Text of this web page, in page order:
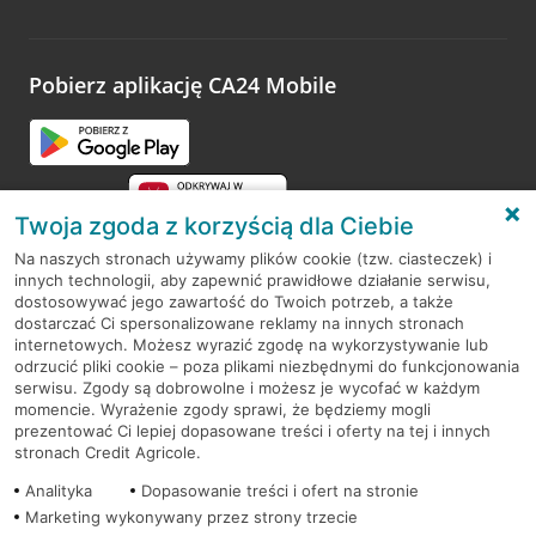
opinie.
Pobierz aplikację CA24 Mobile
RODO
Regulamin serwisu
Mapa serwisu
PolitykaCookies
Twoja zgoda z korzyścią dla Ciebie
Na naszych stronach używamy plików cookie (tzw. ciasteczek) i
innych technologii, aby zapewnić prawidłowe działanie serwisu,
dostosowywać jego zawartość do Twoich potrzeb, a także
dostarczać Ci spersonalizowane reklamy na innych stronach
internetowych. Możesz wyrazić zgodę na wykorzystywanie lub
odrzucić pliki cookie – poza plikami niezbędnymi do funkcjonowania
serwisu. Zgody są dobrowolne i możesz je wycofać w każdym
momencie. Wyrażenie zgody sprawi, że będziemy mogli
prezentować Ci lepiej dopasowane treści i oferty na tej i innych
stronach Credit Agricole.
Analityka
Dopasowanie treści i ofert na stronie
Marketing wykonywany przez strony trzecie